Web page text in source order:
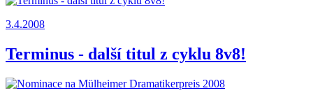
3.4.2008
Terminus - další titul z cyklu 8v8!